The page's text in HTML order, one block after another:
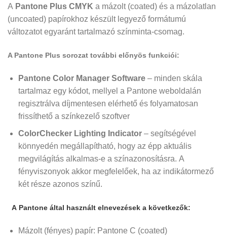
A Pantone Plus CMYK a mázolt (coated) és a mázolatlan
(uncoated) papírokhoz készült legyező formátumú
változatot egyaránt tartalmazó színminta-csomag.
A Pantone Plus sorozat további előnyös funkciói:
Pantone Color Manager Software – minden skála
tartalmaz egy kódot, mellyel a Pantone weboldalán
regisztrálva díjmentesen elérhető és folyamatosan
frissíthető a színkezelő szoftver
ColorChecker Lighting Indicator – segítségével
könnyedén megállapítható, hogy az épp aktuális
megvilágítás alkalmas-e a színazonosításra. A
fényviszonyok akkor megfelelőek, ha az indikátormező
két része azonos színű.
A Pantone által használt elnevezések a következők:
Mázolt (fényes) papír: Pantone C (coated)